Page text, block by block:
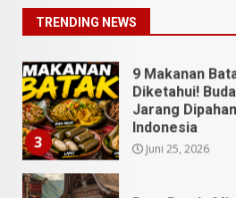
TRENDING NEWS
2
Juli 13, 2026
3
Diketahui!
Jarang
Indonesia
Juni 25, 2026